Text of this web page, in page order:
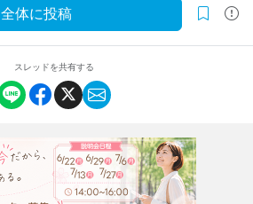
全体に投稿
スレッドを共有する